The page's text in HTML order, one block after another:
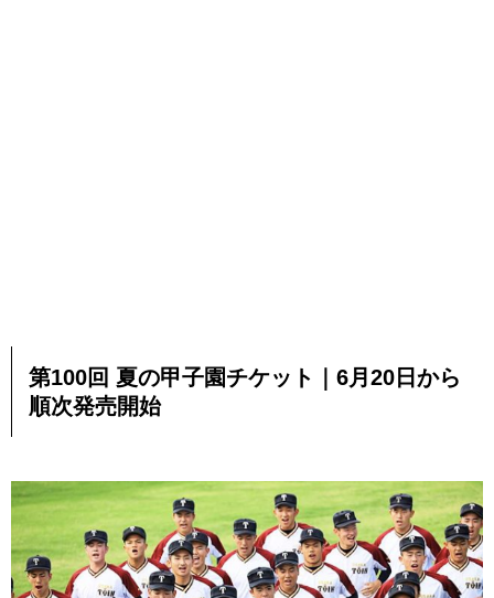
第100回 夏の甲子園チケット｜6月20日から
順次発売開始